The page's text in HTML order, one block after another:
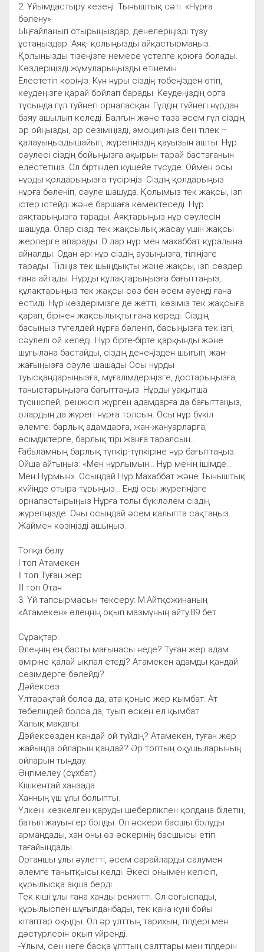
2. Ұйымдастыру кезеңі. Тыныштық сәті. «Нұрға
бөлену».
Ыңғайланып отырыңыздар, денелеріңізді түзу
ұстаңыздар. Аяқ- қолыңызды айқастырмаңыз.
Қолыңызды тізеңізге немесе үстелге қоюға болады.
Көздеріңізді жұмуларыңызды өтінемін.
Елестетіп көріңіз: Күн нұры сіздің төбеңізден өтіп,
кеудеңізге қарай бойлап барады. Кеудеңіздің орта
тұсында гүл түйнегі орналасқан. Гүлдің түйнегі нұрдан
баяу ашылып келеді. Балғын және таза әсем гүл сіздің
әр ойңызды, әр сезіміңізді, эмоцияңыз бен тілек –
қалауыңыздышайып, жүрегіңіздің қауызын ашты. Нұр
сәулесі сіздің бойыңызға ақырын тарай бастағанын
елестетіңіз. Ол біртіндеп күшейе түсуде. Оймен осы
нұрды қолдарыңызға түсіріңіз. Сіздің қолдарыңыз
нұрға бөленіп, сәуле шашуда. Қолымыз тек жақсы, ізгі
істер істейді және баршаға көмектеседі. Нұр
аяқтарыңызға тарады. Аяқтарыңыз нұр сәулесін
шашуда. Олар сізді тек жақсылық жасау үшін жақсы
жерлерге апарады. О лар нұр мен махаббат құралына
айналды. Одан әрі нұр сіздің аузыңызға, тіліңізге
тарады. Тіліңіз тек шыңдықты және жақсы, ізгі сөздер
ғана айтады. Нұрды құлақтарыңызға бағыттаңыз,
құлақтарыңыз тек жақсы сөз бен әсем әуенді ғана
естиді. Нұр көздерімізге де жетті, көзіміз тек жақсыға
қарап, бірінен жақсылықты ғана көреді. Сіздің
басыңыз түгелдей нұрға бөленіп, басыңызға тек ізгі,
сәулелі ой келеді. Нұр бірте-бірте қарқынды және
шұғылана бастайды, сіздің денеңізден шығып, жан-
жағыңызға сәуле шашады Осы нұрды
туысқандарыңызға, мұғалімдеріңізге, достарыңызға,
таныстарыңызға бағыттаңыз. Нұрды уақытша
түсініспей, ренжісіп жүрген адамдарға да бағыттаңыз,
олардың да жүрегі нұрға толсын. Осы нұр бүкіл
әлемге: барлық адамдарға, жан-жануарларға,
өсімдіктерге, барлық тірі жанға таралсын...
Ғабьламның барлық түпкір-түпкіріне нұр бағыттаңыз.
Ойша айтыңыз: «Мен нұрлымын... Нұр менің ішімде...
Мен Нұрмын». Осындай Нұр Махаббат және Тыныштық
күйінде отыра тұрыңыз... Енді осы жүрегіңізге
орналастырыңыз Нұрға толы бүкіләлем сіздің
жүрегіңізде. Оны осындай әсем қалыпта сақтаңыз.
Жаймен көзіңізді ашыңыз.
Топқа бөлу
І топ Атамекен
ІІ топ Туған жер
ІІІ топ Отан
3. Үй тапсырмасын тексеру: М.Айтқожинаның
«Атамекен» өлеңнің оқып мазмұның айту.89 бет
Сұрақтар:
Өлеңнің ең басты мағынасы неде? Туған жер адам
өміріне қалай ықпал етеді? Атамекен адамды қандай
сезімдерге бөлейді?
Дәйексөз
Ұлтарақтай болса да, ата қоныс жер қымбат. Ат
төбеліндей болса да, туып өскен ел қымбат.
Халық мақалы.
Дәйексөзден қандай ой түйдің? Атамекен, туған жер
жайында ойларын қандай? Әр топтың оқушыларының
ойларын тыңдау.
Әңгімелеу (сұхбат).
Кішкентай ханзада
Ханның үш ұлы болыпты.
Үлкені кезкелген қаруды шеберлікпен қолдана білетін,
батыл жауынгер болды. Ол әскери басшы болуды
армандады, хан оны өз әскерінің басшысы етіп
тағайындады.
Ортаншы ұлы әулетті, әсем сарайларды салумен
әлемге танытқысы келді. Әкесі онымен келісіп,
құрылысқа ақша берді.
Тек кіші ұлы ғана ханды ренжітті. Ол соғыспады,
құрылыспен шұғылданбады, тек қана күні бойы
кітаптар оқыды. Ол әр ұлттың тарихын, тілдері мен
дәстүрлерін оқып үйренді.
-Ұлым, сен неге басқа ұлттың салттары мен тілдерін